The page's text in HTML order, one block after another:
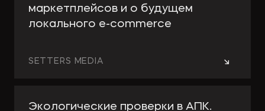
маркетплейсов и о будущем
локального e-сommerce
→
SETTERS MEDIA
Экологические проверки в АПК.